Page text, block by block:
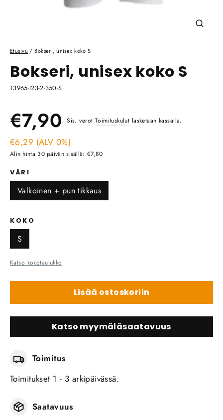
Etusivu / Bokseri, unisex koko S
Bokseri, unisex koko S
T3965-I23-2-350-S
€7,90 Normaali
hinta
hinta
Sis. verot Toimituskulut lasketaan kassalla.
€6,29 (ALV 0%)
Alin hinta 30 päivän sisällä: €7,80
VÄRI
Valkoinen + pun tikkaus
KOKO
S
Katso kokotaulukko
Lisää ostoskoriin
Katso myymäläsaatavuus
Toimitus
Toimitukset 1 - 3 arkipäivässä.
Saatavuus